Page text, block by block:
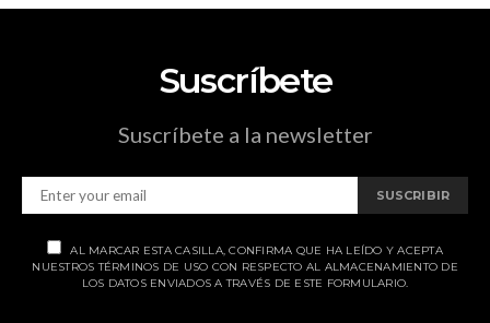
Suscríbete
Suscríbete a la newsletter
SUSCRIBIR
AL MARCAR ESTA CASILLA, CONFIRMA QUE HA LEÍDO Y ACEPTA
NUESTROS TÉRMINOS DE USO CON RESPECTO AL ALMACENAMIENTO DE
LOS DATOS ENVIADOS A TRAVÉS DE ESTE FORMULARIO.